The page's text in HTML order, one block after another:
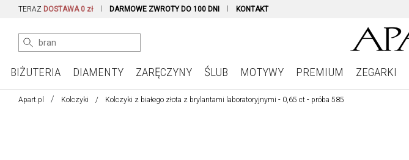
TERAZ DOSTAWA 0 zł DARMOWE ZWROTY DO 100 DNI KONTAKT
BIŻUTERIA DIAMENTY ZARĘCZYNY ŚLUB MOTYWY PREMIUM ZEGARKI
Apart.pl Kolczyki Kolczyki z białego złota z brylantami laboratoryjnymi - 0,65 ct - próba 585